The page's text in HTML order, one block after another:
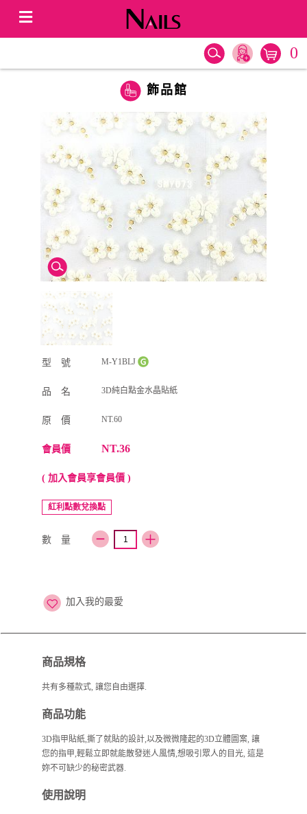
0
飾品館
型 號 M-Y1BLJ
品 名 3D純白點金水晶貼紙
原 價 NT.60
會員價 NT.36
( 加入會員享會員價 )
紅利點數兌換點
數 量
加入我的最愛
商品規格
共有多種款式, 讓您自由選擇.
商品功能
3D指甲貼紙,撕了就貼的設計,以及微微隆起的3D立體圖案, 讓
您的指甲,輕鬆立即就能散發迷人風情,想吸引眾人的目光, 這是
妳不可缺少的秘密武器.
使用說明